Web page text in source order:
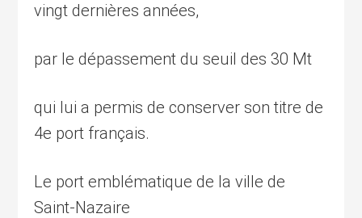
vingt dernières années,
par le dépassement du seuil des 30 Mt
qui lui a permis de conserver son titre de
4e port français.
Le port emblématique de la ville de
Saint-Nazaire